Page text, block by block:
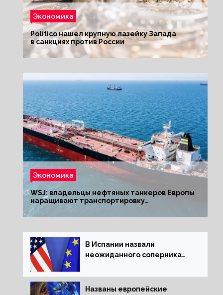
Экономика
Politico нашел крупную лазейку Запада
в санкциях против России
Экономика
WSJ: владельцы нефтяных танкеров Европы
наращивают транспортировку
из РФ до санкций
В Испании назвали
неожиданного соперника
Названы европейские